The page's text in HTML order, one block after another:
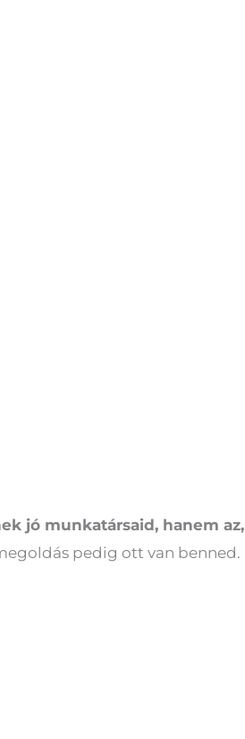
jó munkatársaid, hanem
pedig ott van benned.